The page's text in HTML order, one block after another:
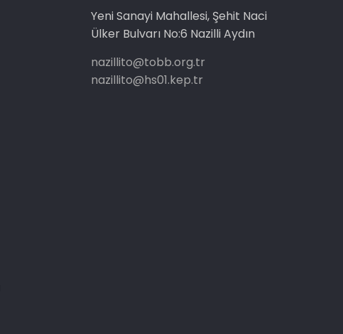
Yeni Sanayi Mahallesi, Şehit Naci
Ülker Bulvarı No:6 Nazilli Aydın
nazillito@tobb.org.tr
nazillito@hs01.kep.tr